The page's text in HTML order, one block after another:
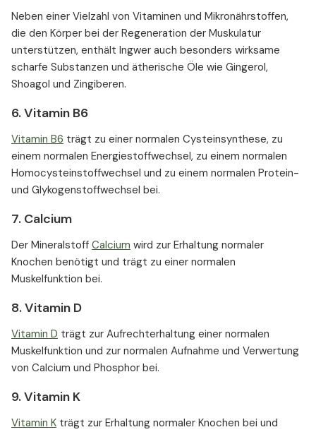
Neben einer Vielzahl von Vitaminen und Mikronährstoffen,
die den Körper bei der Regeneration der Muskulatur
unterstützen, enthält Ingwer auch besonders wirksame
scharfe Substanzen und ätherische Öle wie Gingerol,
Shoagol und Zingiberen.
6. Vitamin B6
Vitamin B6 trägt zu einer normalen Cysteinsynthese, zu
einem normalen Energiestoffwechsel, zu einem normalen
Homocysteinstoffwechsel und zu einem normalen Protein-
und Glykogenstoffwechsel bei.
7. Calcium
Der Mineralstoff Calcium wird zur Erhaltung normaler
Knochen benötigt und trägt zu einer normalen
Muskelfunktion bei.
8. Vitamin D
Vitamin D trägt zur Aufrechterhaltung einer normalen
Muskelfunktion und zur normalen Aufnahme und Verwertung
von Calcium und Phosphor bei.
9. Vitamin K
Vitamin K trägt zur Erhaltung normaler Knochen bei und